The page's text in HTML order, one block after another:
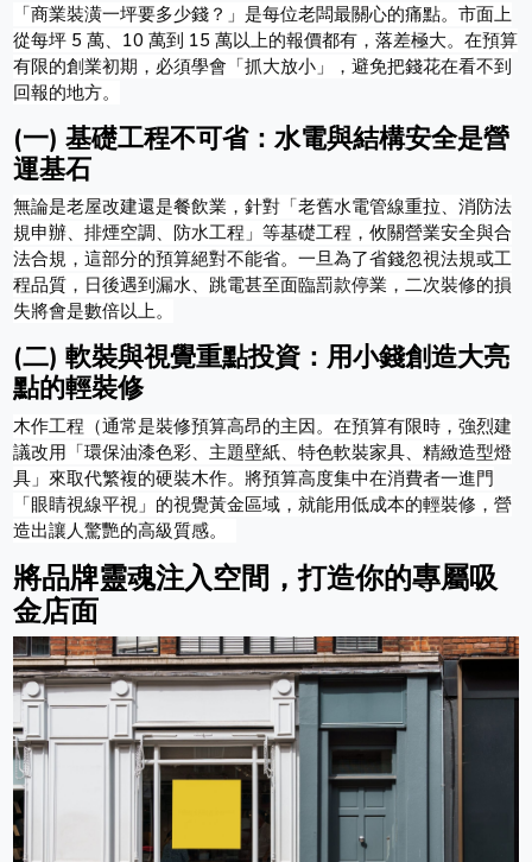
「商業裝潢一坪要多少錢？」是每位老闆最關心的痛點。市面上
從每坪 5 萬、10 萬到 15 萬以上的報價都有，落差極大。在預算
有限的創業初期，必須學會「抓大放小」，避免把錢花在看不到
回報的地方。
(一) 基礎工程不可省：水電與結構安全是營
運基石
無論是老屋改建還是餐飲業，針對「老舊水電管線重拉、消防法
規申辦、排煙空調、防水工程」等基礎工程，攸關營業安全與合
法合規，這部分的預算絕對不能省。一旦為了省錢忽視法規或工
程品質，日後遇到漏水、跳電甚至面臨罰款停業，二次裝修的損
失將會是數倍以上。
(二) 軟裝與視覺重點投資：用小錢創造大亮
點的輕裝修
木作工程（通常是裝修預算高昂的主因。在預算有限時，強烈建
議改用「環保油漆色彩、主題壁紙、特色軟裝家具、精緻造型燈
具」來取代繁複的硬裝木作。將預算高度集中在消費者一進門
「眼睛視線平視」的視覺黃金區域，就能用低成本的輕裝修，營
造出讓人驚艷的高級質感。
將品牌靈魂注入空間，打造你的專屬吸
金店面